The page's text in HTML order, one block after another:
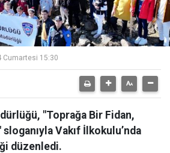
Cumartesi 15:30
"Toprağa Bir Fidan,
Vakıf İlkokulu’nda
düzenledi.